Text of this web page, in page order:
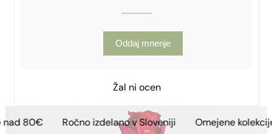
Oddaj mnenje
Žal ni ocen
Ročno izdelano v Sloveniji Omejene kolekcije